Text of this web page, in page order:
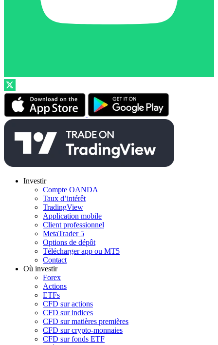
Investir
Compte OANDA
Taux d’intérêt
TradingView
Application mobile
Client professionnel
MetaTrader 5
Options de dépôt
Télécharger app ou MT5
Contact
Où investir
Forex
Actions
ETFs
CFD sur actions
CFD sur indices
CFD sur matières premières
CFD sur crypto-monnaies
CFD sur fonds ETF